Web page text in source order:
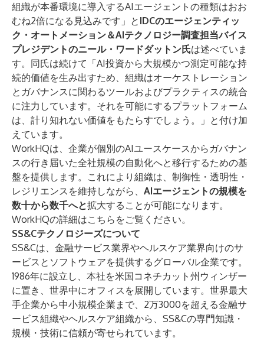
組織が本番環境に導入するAIエージェントの種類はおお
むね2倍になる見込みです」と IDCのエージェンティッ
ク・オートメーション＆AIテクノロジー調査担当バイス
プレジデントのニール・ワードダットン氏は述べていま
す。同氏は続けて「AI投資から大規模かつ測定可能な持
続的価値を生み出すため、組織はオーケストレーション
とガバナンスに関わるツールおよびプラクティスの統合
に注力しています。それを可能にするプラットフォーム
は、計り知れない価値をもたらすでしょう。」と付け加
えています。
WorkHQは、企業が個別のAIユースケースからガバナン
スの行き届いた全社規模の自動化へと移行するための基
盤を提供します。これにより組織は、制御性・透明性・
レジリエンスを維持しながら、 AIエージェントの規模を
数十から数千へと拡大することが可能になります。
WorkHQの詳細はこちら をご覧ください。
SS&Cテクノロジーズについて
SS&Cは、金融サービス業界やヘルスケア業界向けのサ
ービスとソフトウェアを提供するグローバル企業です。
1986年に設立し、本社を米国コネチカット州ウィンザー
に置き、世界中にオフィスを展開しています。世界最大
手企業から中小規模企業まで、2万3000を超える金融サ
ービス組織やヘルスケア組織から、SS&Cの専門知識・
規模・技術に信頼が寄せられています。